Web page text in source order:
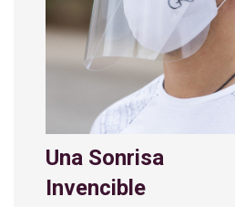
Una Sonrisa
Invencible